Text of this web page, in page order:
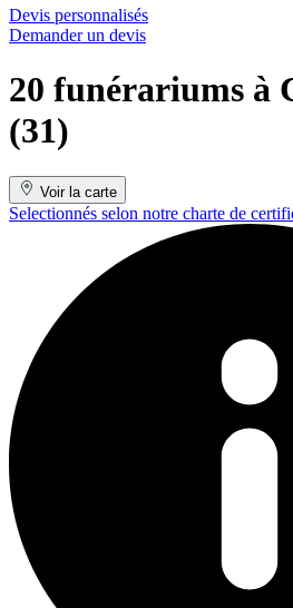
Devis personnalisés
Demander un devis
20 funérariums à
(31)
Voir la carte
Selectionnés selon notre charte de